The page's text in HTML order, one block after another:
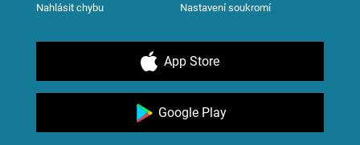
Nahlásit chybu Nastavení soukromí
App Store
Google Play